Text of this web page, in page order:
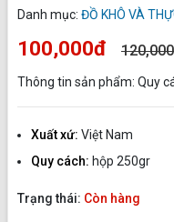
Danh mục: ĐỒ KHÔ VÀ
100,000đ
Thông tin sản phẩm: Quy
Xuất xứ: Việt Nam
Quy cách: hộp 250gr
Trạng thái: Còn hàng